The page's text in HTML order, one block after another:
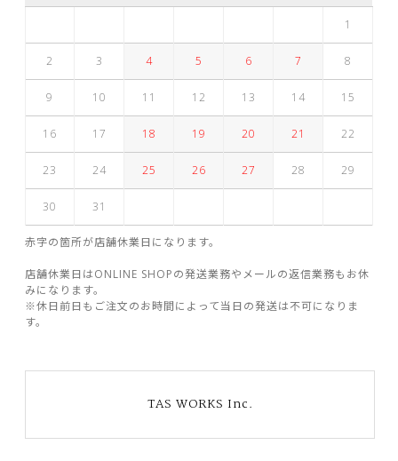
1
2 3 4 5 6 7 8
9 10 11 12 13 14 15
16 17 18 19 20 21 22
23 24 25 26 27 28 29
30 31
赤字の箇所が店舗休業日になります。
店舗休業日はONLINE SHOPの発送業務やメールの返信業務もお休
みになります。
※休日前日もご注文のお時間によって当日の発送は不可になりま
す。
TAS WORKS Inc.